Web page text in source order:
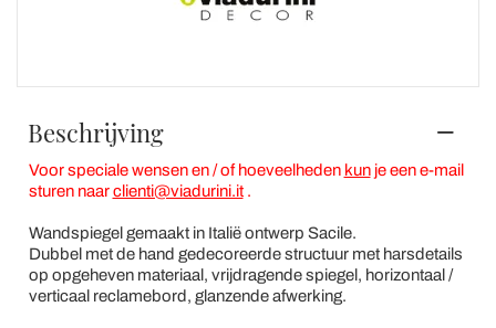
Beschrijving
Voor speciale wensen en / of hoeveelheden kunje een e-mail
sturen naarclienti@viadurini.it.
Wandspiegel gemaakt in Italië ontwerp Sacile.
Dubbel met de hand gedecoreerde structuur met harsdetails
op opgeheven materiaal, vrijdragende spiegel, horizontaal /
verticaal reclamebord, glanzende afwerking.